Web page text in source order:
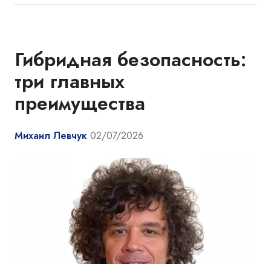
Гибридная безопасность:
три главных
преимущества
Михаил Левчук 02/07/2026